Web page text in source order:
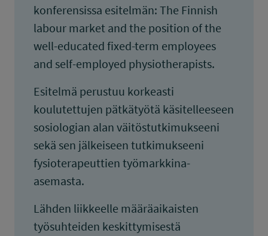
konferensissa esitelmän: The Finnish
labour market and the position of the
well-educated fixed-term employees
and self-employed physiotherapists.
Esitelmä perustuu korkeasti
koulutettujen pätkätyötä käsitelleeseen
sosiologian alan väitöstutkimukseeni
sekä sen jälkeiseen tutkimukseeni
fysioterapeuttien työmarkkina-
asemasta.
Lähden liikkeelle määräaikaisten
työsuhteiden keskittymisestä